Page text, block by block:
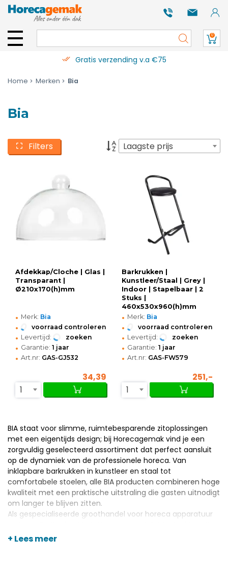
0
Gratis verzending v.a €75
Home Merken Bia
Bia
Filters Laagste prijs
Afdekkap/Cloche | Glas |
Transparant |
Ø210x170(h)mm
• Merk: Bia
• voorraad controleren
• Levertijd: zoeken
• Garantie: 1 jaar
• Art.nr: GAS-GJ532
34,39
1
Barkrukken |
Kunstleer/Staal | Grey |
Indoor | Stapelbaar | 2
Stuks |
460x530x960(h)mm
• Merk: Bia
• voorraad controleren
• Levertijd: zoeken
• Garantie: 1 jaar
• Art.nr: GAS-FW579
251,-
1
BIA staat voor slimme, ruimtebesparende zitoplossingen
met een eigentijds design; bij Horecagemak vind je een
zorgvuldig geselecteerd assortiment dat perfect aansluit
op de dynamiek van de professionele horeca. Van
inklapbare barkrukken in kunstleer en staal tot
comfortabele stoelen, alle BIA producten combineren hoge
kwaliteit met een praktische uitstraling die gasten uitnodigt
om langer te blijven zitten.
Als gespecialiseerde groothandel voor horeca apparatuur
ideaal zijn voor cafés, bars en kantines, met aandacht voor
+ Lees meer